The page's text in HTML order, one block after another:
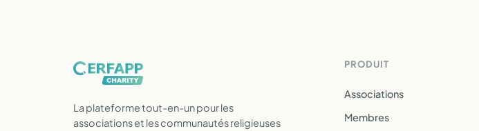
La plateforme tout-en-un pour les
associations et les communautés religieuses
PRODUIT
Associations
Membres